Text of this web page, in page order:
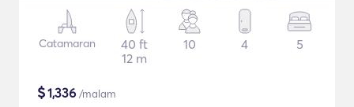
Catamaran
40 ft
12 m
10 4 5
$1,336 /malam